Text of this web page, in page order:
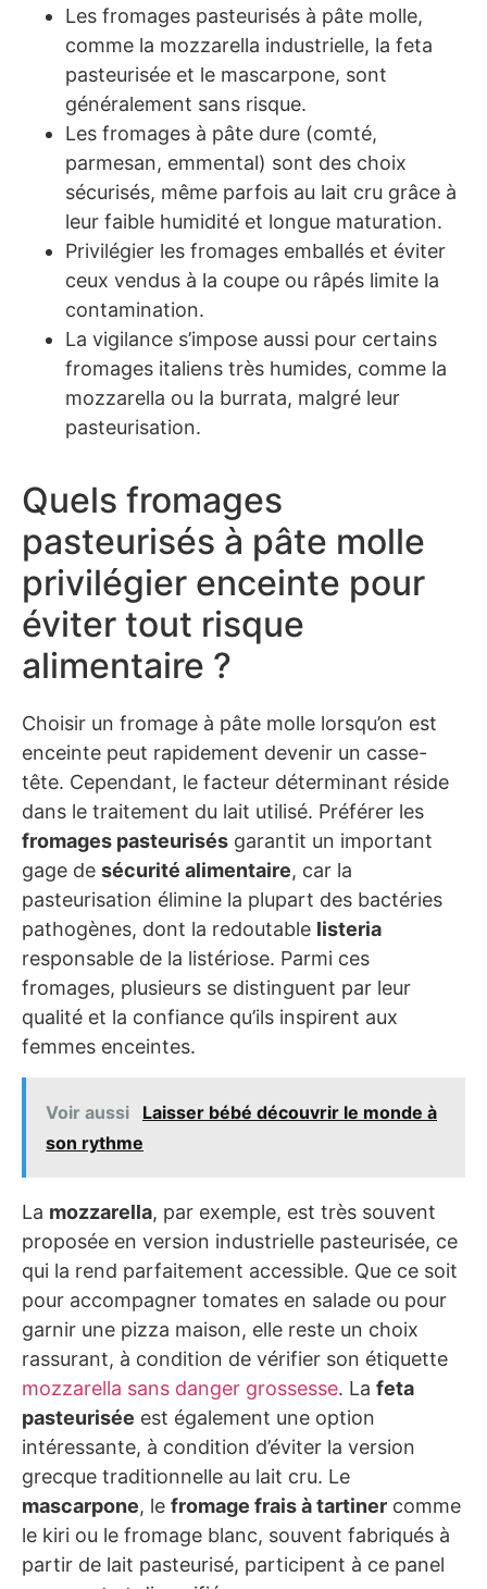
Les fromages pasteurisés à pâte molle,
comme la mozzarella industrielle, la feta
pasteurisée et le mascarpone, sont
généralement sans risque.
Les fromages à pâte dure (comté,
parmesan, emmental) sont des choix
sécurisés, même parfois au lait cru grâce à
leur faible humidité et longue maturation.
Privilégier les fromages emballés et éviter
ceux vendus à la coupe ou râpés limite la
contamination.
La vigilance s’impose aussi pour certains
fromages italiens très humides, comme la
mozzarella ou la burrata, malgré leur
pasteurisation.
Quels fromages
pasteurisés à pâte molle
privilégier enceinte pour
éviter tout risque
alimentaire ?
Choisir un fromage à pâte molle lorsqu’on est
enceinte peut rapidement devenir un casse-
tête. Cependant, le facteur déterminant réside
dans le traitement du lait utilisé. Préférer les
fromages pasteurisés garantit un important
gage de sécurité alimentaire, car la
pasteurisation élimine la plupart des bactéries
pathogènes, dont la redoutable listeria
responsable de la listériose. Parmi ces
fromages, plusieurs se distinguent par leur
qualité et la confiance qu’ils inspirent aux
femmes enceintes.
Voir aussi
Laisser bébé découvrir le monde à
son rythme
La mozzarella, par exemple, est très souvent
proposée en version industrielle pasteurisée, ce
qui la rend parfaitement accessible. Que ce soit
pour accompagner tomates en salade ou pour
garnir une pizza maison, elle reste un choix
rassurant, à condition de vérifier son étiquette
mozzarella sans danger grossesse. La feta
pasteurisée est également une option
intéressante, à condition d’éviter la version
grecque traditionnelle au lait cru. Le
mascarpone, le fromage frais à tartiner comme
le kiri ou le fromage blanc, souvent fabriqués à
partir de lait pasteurisé, participent à ce panel